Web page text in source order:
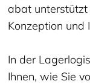
abat unterstützt
Konzeption und
In der
Ihnen, wie Sie